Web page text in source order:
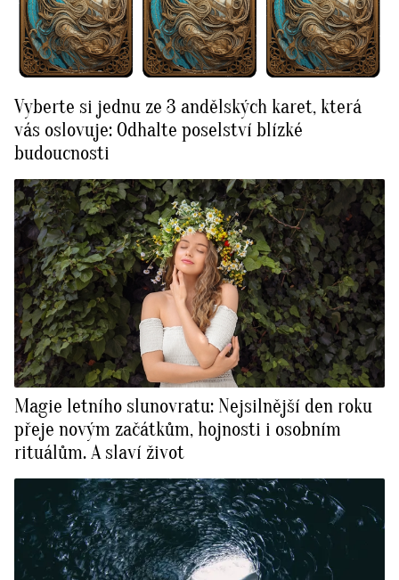
Vyberte si jednu ze 3 andělských karet, která
vás oslovuje: Odhalte poselství blízké
budoucnosti
Magie letního slunovratu: Nejsilnější den roku
přeje novým začátkům, hojnosti i osobním
rituálům. A slaví život